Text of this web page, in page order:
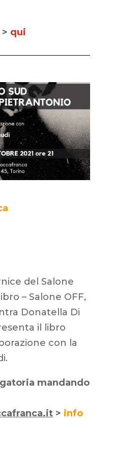
qui
del Salone
– Salone OFF,
Donatella Di
il libro
con la
mandando
> info